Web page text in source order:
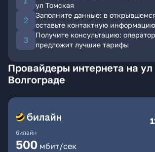
ул Томская
Заполните данные: в
оставьте контактную информацию
Получите консультацию:
предложит лучшие тарифы
Провайдеры интернета на ул
Волгограде
билайн
500 мбит/сек